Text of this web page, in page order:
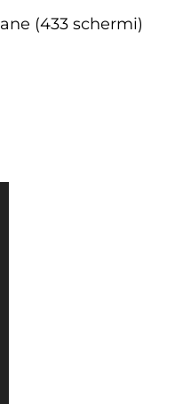
(433 schermi)